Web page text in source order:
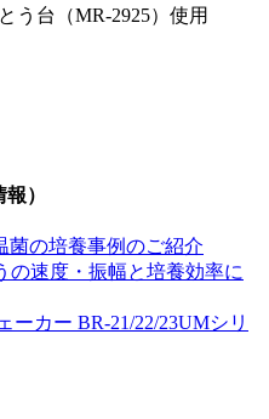
う台（MR-2925）使用
）
菌の培養事例のご紹介
の速度・振幅と培養効率に
カー BR-21/22/23UMシリ